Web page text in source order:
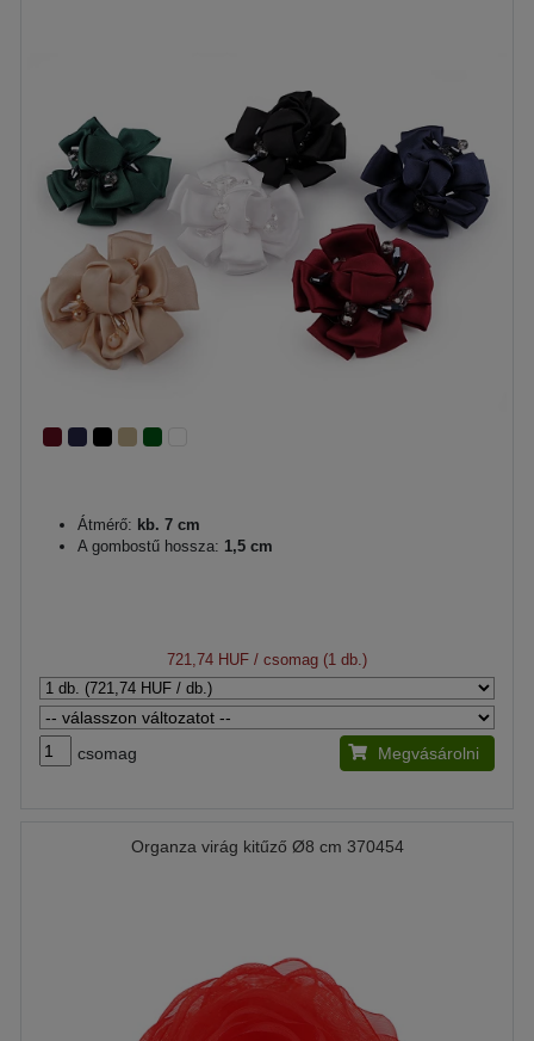
Átmérő: kb. 7 cm
A gombostű hossza: 1,5 cm
721,74 HUF / csomag (1 db.)
csomag Megvásárolni
Organza virág kitűző Ø8 cm 370454